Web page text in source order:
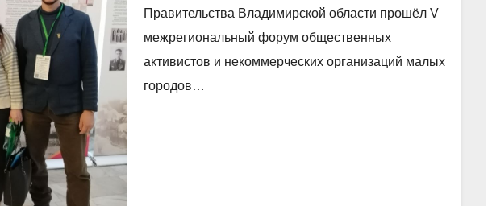
Правительства Владимирской области прошёл V
межрегиональный форум общественных
активистов и некоммерческих организаций малых
городов…